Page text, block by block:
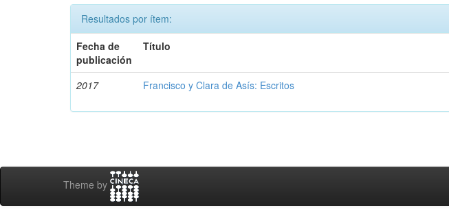
Resultados por ítem:
Fecha de
publicación
Título
2017 Francisco y Clara de Asís: Escritos
Theme by